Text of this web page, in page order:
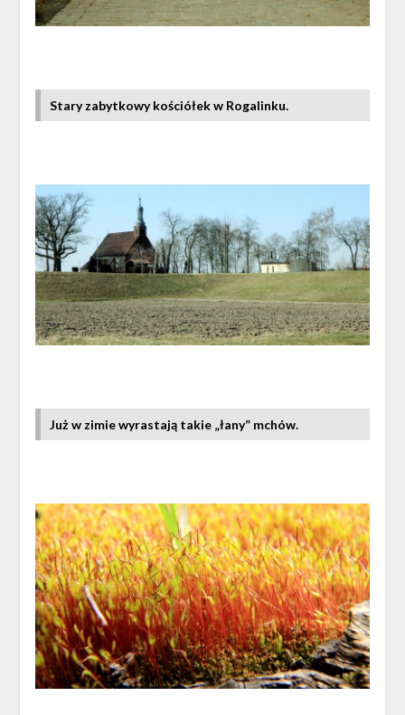
Stary zabytkowy kościółek w Rogalinku.
Już w zimie wyrastają takie „łany” mchów.